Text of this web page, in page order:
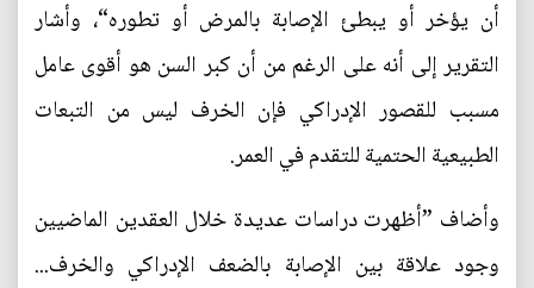
أن يؤخر أو يبطئ الإصابة بالمرض أو تطوره“، وأشار
التقرير إلى أنه على الرغم من أن كبر السن هو أقوى عامل
مسبب للقصور الإدراكي فإن الخرف ليس من التبعات
الطبيعية الحتمية للتقدم في العمر.
وأضاف ”أظهرت دراسات عديدة خلال العقدين الماضيين
وجود علاقة بين الإصابة بالضعف الإدراكي والخرف...